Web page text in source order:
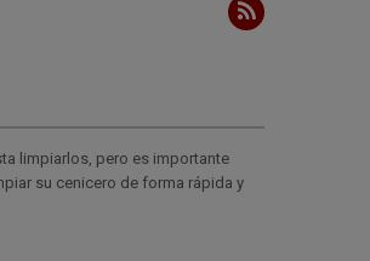
limpiarlos, pero es importante
su cenicero de forma rápida y